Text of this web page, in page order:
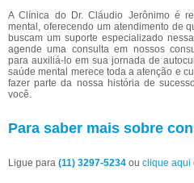
A Clínica do Dr. Cláudio Jerônimo é
mental, oferecendo um atendimento de
buscam um suporte especializado
agende uma consulta em nossos
para auxiliá-lo em sua jornada de
saúde mental merece toda a atenção e
fazer parte da nossa história de
você.
Para saber mais sobre
Ligue para (11) 3297-5234 ou clique aqui